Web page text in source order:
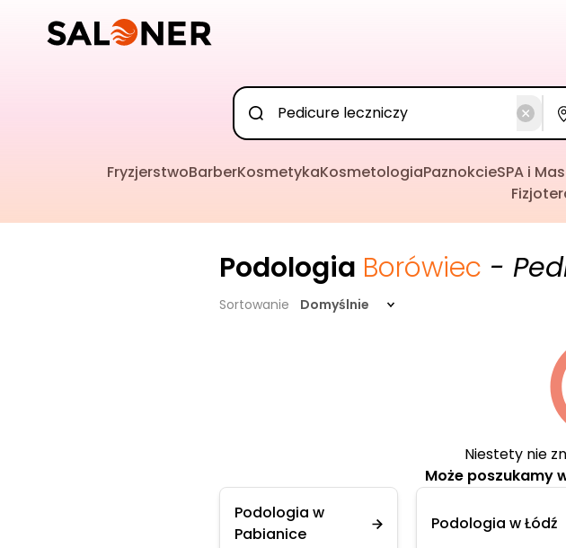
FryzjerstwoBarberKosmetykaKosmetologiaPaznokcieSPA i
Podologia Borówiec -
Sortowanie Domyślnie
Niestety nie
Może poszukamy
Podologia w
Pabianice
Podologia w Łódź